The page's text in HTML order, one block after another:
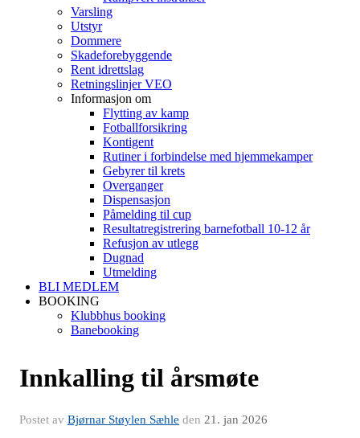
Varsling
Utstyr
Dommere
Skadeforebyggende
Rent idrettslag
Retningslinjer VEO
Informasjon om
Flytting av kamp
Fotballforsikring
Kontigent
Rutiner i forbindelse med hjemmekamper
Gebyrer til krets
Overganger
Dispensasjon
Påmelding til cup
Resultatregistrering barnefotball 10-12 år
Refusjon av utlegg
Dugnad
Utmelding
BLI MEDLEM
BOOKING
Klubbhus booking
Banebooking
Innkalling til årsmøte
Postet av Bjørnar Støylen Sæhle den 21. jan 2026